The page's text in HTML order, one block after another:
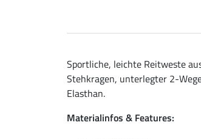
Sportliche, leichte Reitweste
Stehkragen, unterlegter 2-
Elasthan.
Materialinfos & Features: